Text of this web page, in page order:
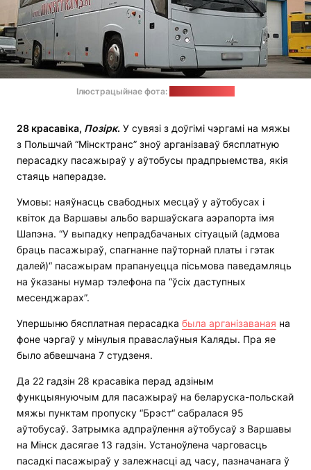
Ілюстрацыйнае фота:
28 красавіка, Позірк. У сувязі з доўгімі чэргамі на мяжы
з Польшчай “Мінсктранс” зноў арганізаваў бясплатную
перасадку пасажыраў у аўтобусы прадпрыемства, якія
стаяць наперадзе.
Умовы: наяўнасць свабодных месцаў у аўтобусах і
квіток да Варшавы альбо варшаўскага аэрапорта імя
Шапэна. “У выпадку непрадбачаных сітуацый (адмова
браць пасажыраў, спагнанне паўторнай платы і гэтак
далей)“ пасажырам прапануецца пісьмова паведамляць
на ўказаны нумар тэлефона па “ўсіх даступных
месенджарах”.
Упершыню бясплатная перасадка была арганізаваная на
фоне чэргаў у мінулыя праваслаўныя Каляды. Пра яе
было абвешчана 7 студзеня.
Да 22 гадзін 28 красавіка перад адзіным
функцыянуючым для пасажыраў на беларуска-польскай
мяжы пунктам пропуску “Брэст“ сабралася 95
аўтобусаў. Затрымка адпраўлення аўтобусаў з Варшавы
на Мінск дасягае 13 гадзін. Устаноўлена чарговасць
пасадкі пасажыраў у залежнасці ад часу, пазначанага ў